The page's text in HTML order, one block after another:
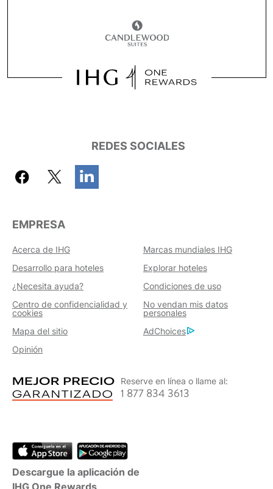
REDES SOCIALES
EMPRESA
Acerca de IHG
Marcas mundiales IHG
Desarrollo para hoteles
Explorar hoteles
¿Necesita ayuda?
Condiciones de uso
Centro de confidencialidad y
cookies
No vendan mis datos
personales
Mapa del sitio
AdChoices
Opinión
Reserve en línea o llame al:
1 877 834 3613
Descargue la aplicación de